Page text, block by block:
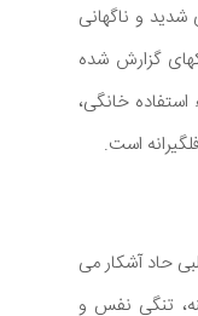
شدید و ناگهانی
گزارش شده
خانگی،
است.
حاد آشکار می
تنگی نفس و